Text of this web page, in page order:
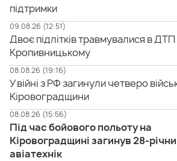
підтримки
09.08.26 (12:51)
Двоє підлітків травмувалися в ДТП
Кропивницькому
08.08.26 (19:16)
У війні з РФ загинули четверо
Кіровоградщини
08.08.26 (15:56)
Під час бойового польоту на
Кіровоградщині загинув 28-
авіатехнік